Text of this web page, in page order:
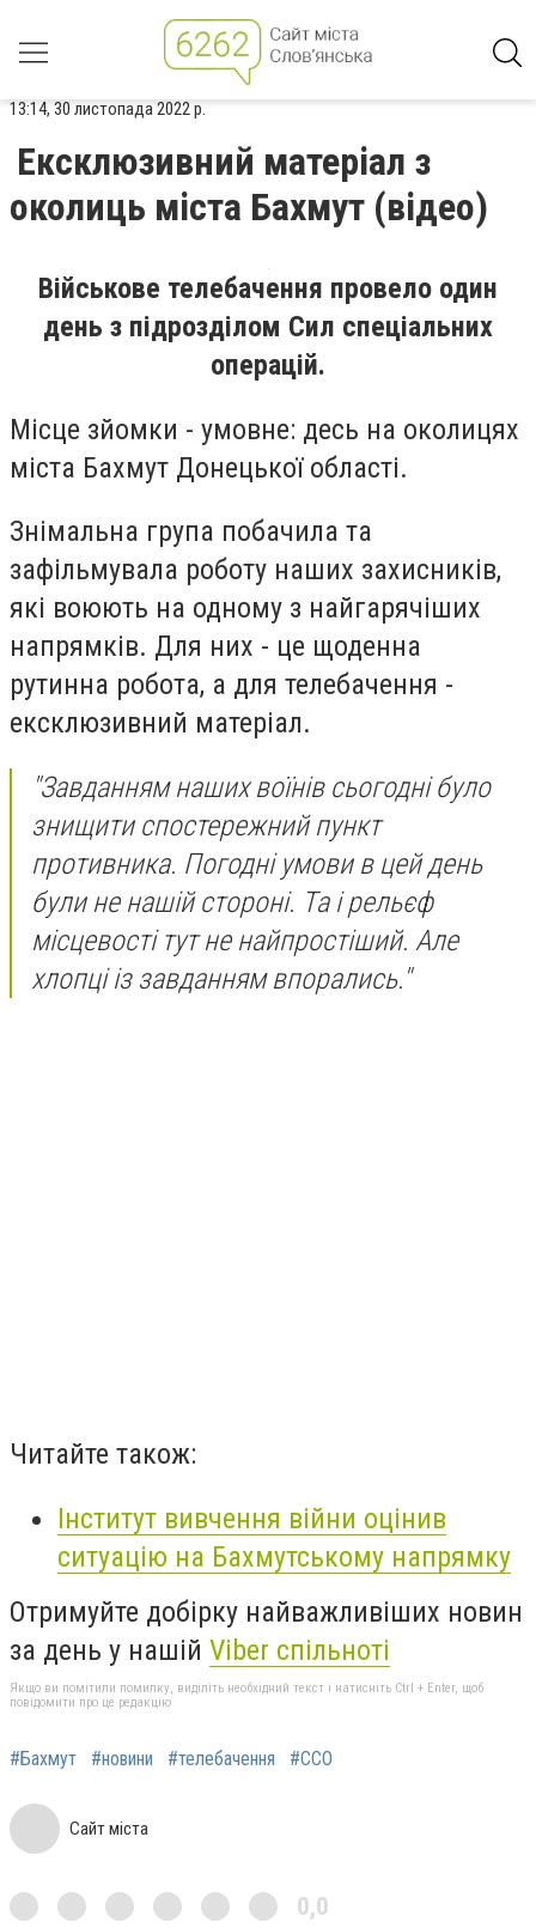
13:14, 30 листопада 2022 р.
Ексклюзивний матеріал з
околиць міста Бахмут (відео)
Військове телебачення провело один
день з підрозділом Сил спеціальних
операцій.
Місце зйомки - умовне: десь на околицях
міста Бахмут Донецької області.
Знімальна група побачила та
зафільмувала роботу наших захисників,
які воюють на одному з найгарячіших
напрямків. Для них - це щоденна
рутинна робота, а для телебачення -
ексклюзивний матеріал.
"Завданням наших воїнів сьогодні було
знищити спостережний пункт
противника. Погодні умови в цей день
були не нашій стороні. Та і рельєф
місцевості тут не найпростіший. Але
хлопці із завданням впорались."
Читайте також:
Інститут вивчення війни оцінив
ситуацію на Бахмутському напрямку
Отримуйте добірку найважливіших новин
за день у нашій Viber спільноті
Якщо ви помітили помилку, виділіть необхідний текст і натисніть Ctrl + Enter, щоб
повідомити про це редакцію
#Бахмут #новини #телебачення #ССО
Сайт міста
0,0